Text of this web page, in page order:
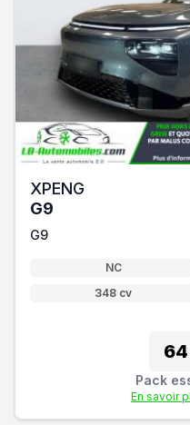
XPENG
G9
G9
NC
348 cv
Pack
En savoir